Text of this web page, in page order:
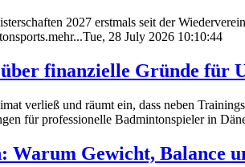
2027 erstmals seit der
28 July 2026 10:10:44
finanzielle Gründe für
verließ und räumt ein, dass neben
für professionelle Badmintonspieler in
Gewicht, Balance